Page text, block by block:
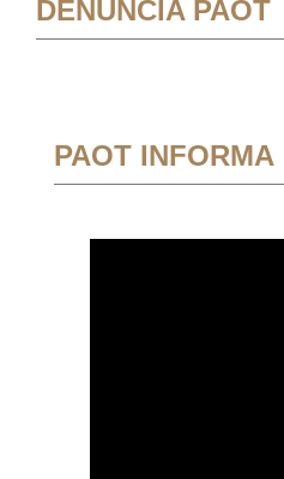
DENUNCIA PAOT
PAOT INFORMA